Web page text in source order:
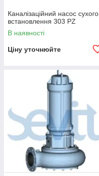
Каналізаційний насос сухого
встановлення 303 PZ
В наявності
Ціну уточнюйте